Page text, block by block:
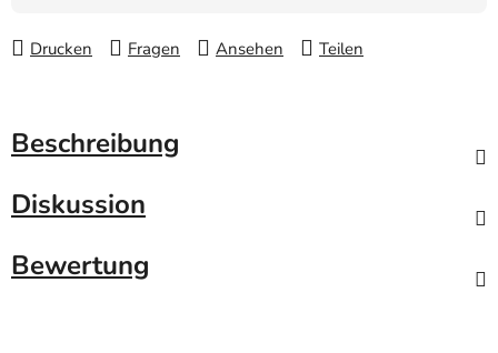
Drucken Fragen Ansehen Teilen
Beschreibung
Diskussion
Bewertung